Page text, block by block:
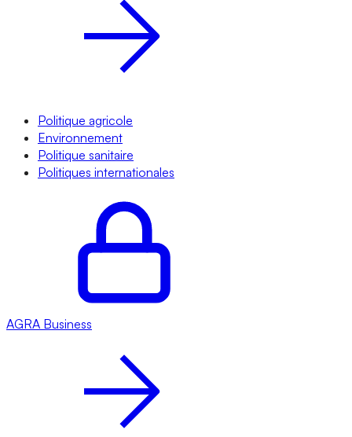
Politique agricole
Environnement
Politique sanitaire
Politiques internationales
AGRA Business